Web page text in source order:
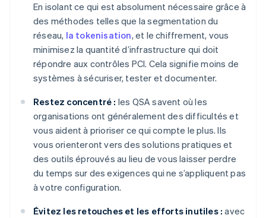
En isolant ce qui est absolument nécessaire grâce à
des méthodes telles que la segmentation du
réseau, la tokenisation, et le chiffrement, vous
minimisez la quantité d’infrastructure qui doit
répondre aux contrôles PCI. Cela signifie moins de
systèmes à sécuriser, tester et documenter.
Restez concentré : les QSA savent où les
organisations ont généralement des difficultés et
vous aident à prioriser ce qui compte le plus. Ils
vous orienteront vers des solutions pratiques et
des outils éprouvés au lieu de vous laisser perdre
du temps sur des exigences qui ne s’appliquent pas
à votre configuration.
Évitez les retouches et les efforts inutiles : avec